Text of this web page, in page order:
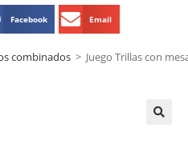
Facebook Email
combinados > Juego Trillas con